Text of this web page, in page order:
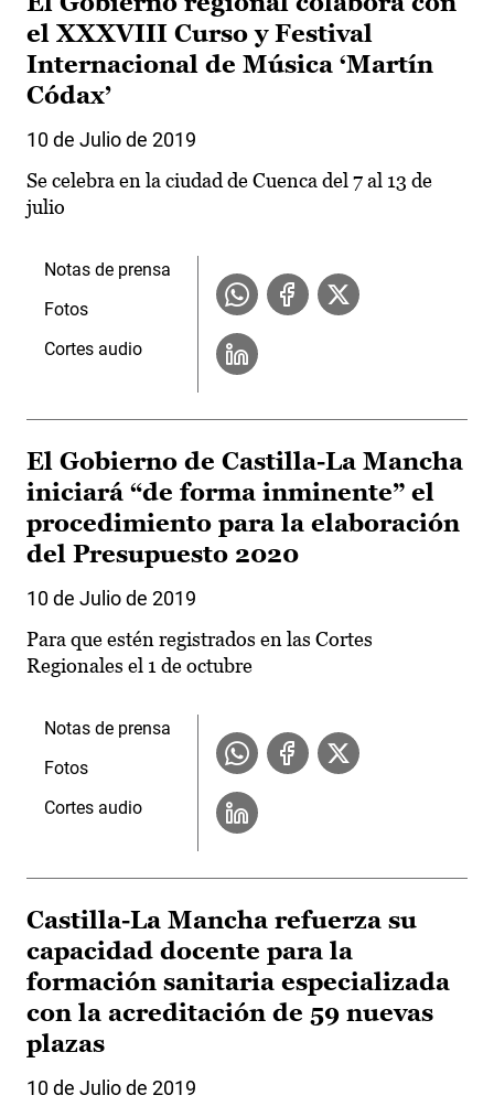
el XXXVIII Curso y Festival
Internacional de Música ‘Martín
Códax’
10 de Julio de 2019
Se celebra en la ciudad de Cuenca del 7 al 13 de
julio
Notas de prensa
Fotos
Cortes audio
El Gobierno de Castilla-La Mancha
iniciará “de forma inminente” el
procedimiento para la elaboración
del Presupuesto 2020
10 de Julio de 2019
Para que estén registrados en las Cortes
Regionales el 1 de octubre
Notas de prensa
Fotos
Cortes audio
Castilla-La Mancha refuerza su
capacidad docente para la
formación sanitaria especializada
con la acreditación de 59 nuevas
plazas
10 de Julio de 2019